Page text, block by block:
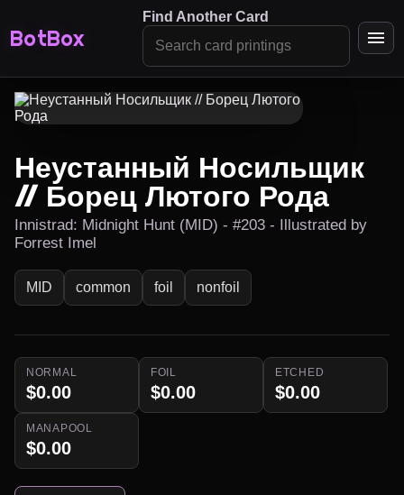
BotBox
Find Another Card
Неустанный Носильщик
// Борец Лютого Рода
Innistrad: Midnight Hunt (MID) - #203 - Illustrated by
Forrest Imel
MID common foil nonfoil
NORMAL
$0.00
FOIL
$0.00
ETCHED
$0.00
MANAPOOL
$0.00